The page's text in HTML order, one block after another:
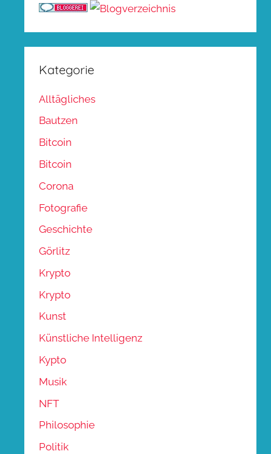
Kategorie
Alltägliches
Bautzen
Bitcoin
Bitcoin
Corona
Fotografie
Geschichte
Görlitz
Krypto
Krypto
Kunst
Künstliche Intelligenz
Kypto
Musik
NFT
Philosophie
Politik